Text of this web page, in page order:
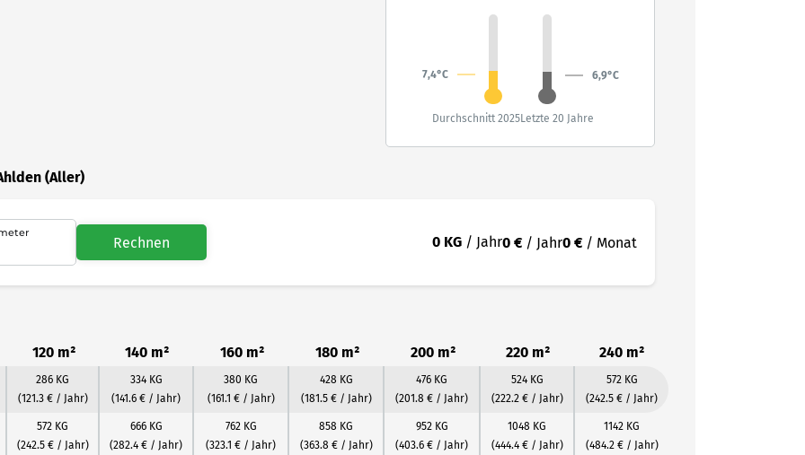
7,4°C 6,9°C
Durchschnitt 2025Letzte 20 Jahre
(Aller)
Rechnen 0 KG / Jahr0 € / Jahr0 € / Monat
120 m² 140 m² 160 m² 180 m² 200 m² 220 m² 240 m²
286 KG
(121.3 € / Jahr)
334 KG
(141.6 € / Jahr)
380 KG
(161.1 € / Jahr)
428 KG
(181.5 € / Jahr)
476 KG
(201.8 € / Jahr)
524 KG
(222.2 € / Jahr)
572 KG
(242.5 € / Jahr)
572 KG
(242.5 € / Jahr)
666 KG
(282.4 € / Jahr)
762 KG
(323.1 € / Jahr)
858 KG
(363.8 € / Jahr)
952 KG
(403.6 € / Jahr)
1048 KG
(444.4 € / Jahr)
1142 KG
(484.2 € / Jahr)